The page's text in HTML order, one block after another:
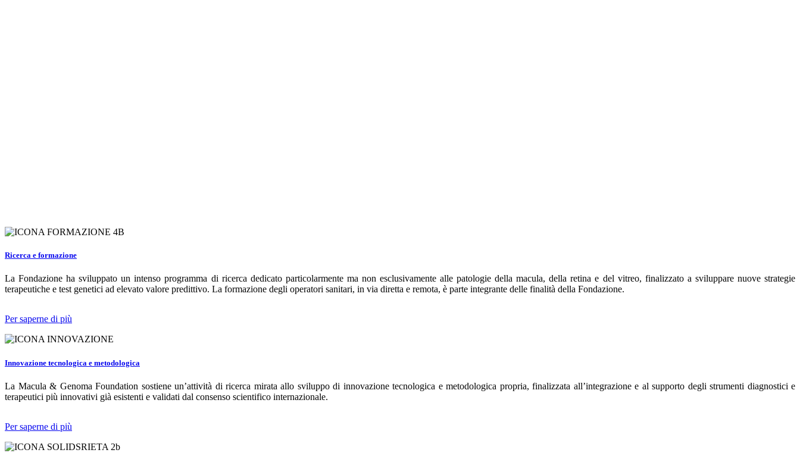
Ricerca e formazione
La Fondazione ha sviluppato un intenso programma di ricerca dedicato particolarmente ma non esclusivamente alle patologie della macula, della retina e del vitreo, finalizzato a sviluppare nuove strategie
terapeutiche e test genetici ad elevato valore predittivo. La formazione degli operatori sanitari, in via diretta e remota, è parte integrante delle finalità della Fondazione.
Per saperne di più
Innovazione tecnologica e metodologica
La Macula & Genoma Foundation sostiene un’attività di ricerca mirata allo sviluppo di innovazione tecnologica e metodologica propria, finalizzata all’integrazione e al supporto degli strumenti diagnostici e
terapeutici più innovativi già esistenti e validati dal consenso scientifico internazionale.
Per saperne di più